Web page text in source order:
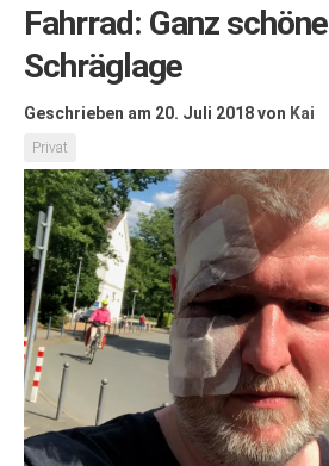
Fahrrad: Ganz schöne
Schräglage
Geschrieben am 20. Juli 2018von Kai
Privat